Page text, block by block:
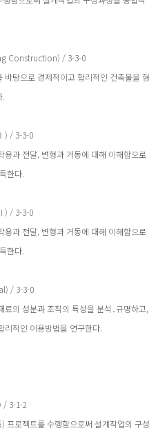
Construction) / 3-3-0
탕으로 경제적이고 합리적인 건축물을 형
.
/ 3-3-0
과 전달, 변형과 거동에 대해 이해함으로
한다.
/ 3-3-0
과 전달, 변형과 거동에 대해 이해함으로
한다.
/ 3-3-0
의 성분과 조직의 특성을 분석․규명하고,
리적인 이용방법을 연구한다.
/ 3-1-2
프로젝트를 수행함으로써 설계작업의 구성